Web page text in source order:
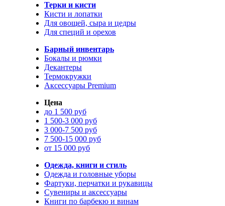
Терки и кисти
Кисти и лопатки
Для овощей, сыра и цедры
Для специй и орехов
Барный инвентарь
Бокалы и рюмки
Декантеры
Термокружки
Аксессуары Premium
Цена
до 1 500 руб
1 500-3 000 руб
3 000-7 500 руб
7 500-15 000 руб
от 15 000 руб
Одежда, книги и стиль
Одежда и головные уборы
Фартуки, перчатки и рукавицы
Сувениры и аксессуары
Книги по барбекю и винам